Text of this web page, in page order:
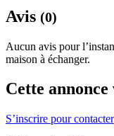
Avis (0)
Aucun avis pour
maison à échanger.
Cette annonce
S’inscrire pour contacter